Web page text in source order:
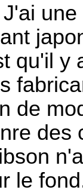
qu'il y
de
des
le